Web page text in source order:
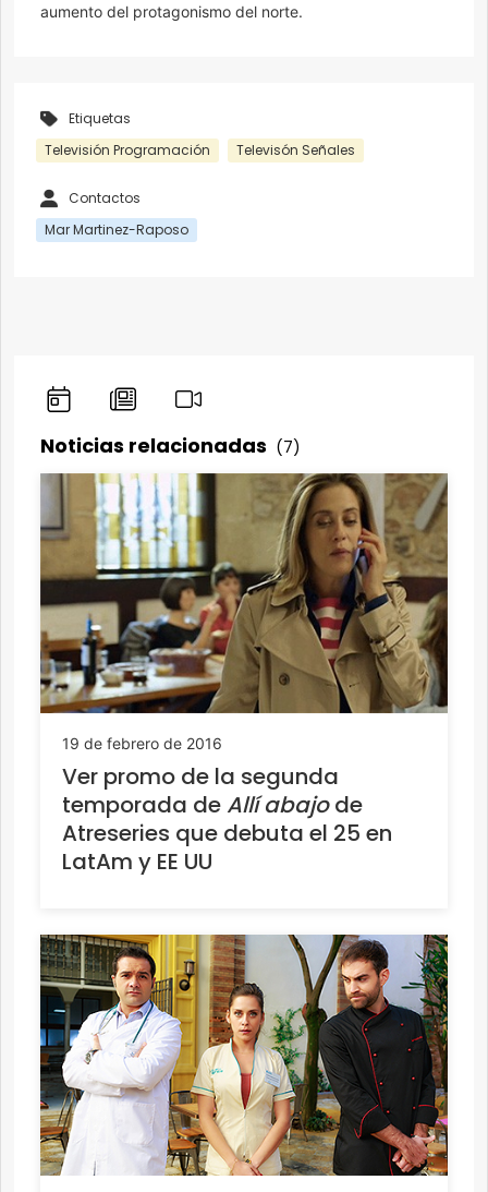
aumento del protagonismo del norte.
Etiquetas
Televisión Programación
Televisón Señales
Contactos
Mar Martinez-Raposo
Noticias relacionadas (7)
19 de febrero de 2016
Ver promo de la segunda
temporada de Allí abajode
Atreseries que debuta el 25 en
LatAm y EE UU